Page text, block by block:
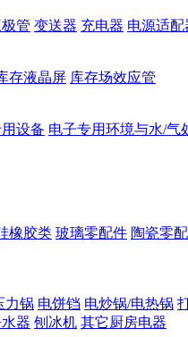
管 变送器 充电器 电源适配
存液晶屏 库存场效应管
设备 电子专用环境与水/气
橡胶类 玻璃零配件 陶瓷零
力锅 电饼铛 电炒锅/电热锅
器 刨冰机 其它厨房电器